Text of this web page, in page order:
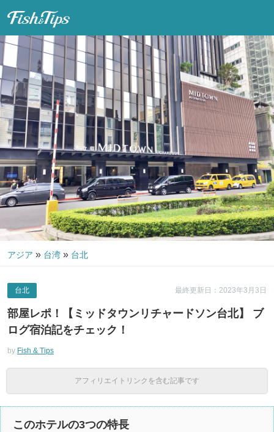
アジア » 台湾 » 台北
最終更新日：2023年3月3日
台北
部屋レポ！【ミッドタウンリチャードソン台北】 ブ
ログ宿泊記をチェック！
by Fish & Tips
アフィリエイトリンクを含む記事です
このホテルの3つの特長